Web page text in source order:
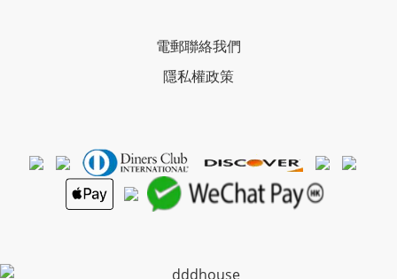
電郵聯絡我們
隱私權政策